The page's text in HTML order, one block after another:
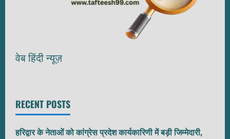
वेब हिंदी न्यूज़
RECENT POSTS
हरिद्वार के नेताओं को कांग्रेस प्रदेश कार्यकारिणी में बड़ी जिम्मेदारी,